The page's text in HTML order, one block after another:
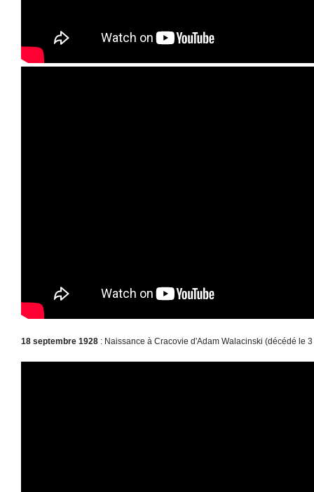
18 septembre 1928 : Naissance à Cracovie d'Adam Walacinski (décédé le